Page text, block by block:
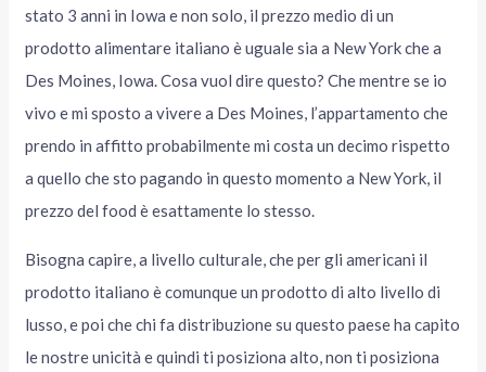
stato 3 anni in Iowa e non solo, il prezzo medio di un
prodotto alimentare italiano è uguale sia a New York che a
Des Moines, Iowa. Cosa vuol dire questo? Che mentre se io
vivo e mi sposto a vivere a Des Moines, l’appartamento che
prendo in affitto probabilmente mi costa un decimo rispetto
a quello che sto pagando in questo momento a New York, il
prezzo del food è esattamente lo stesso.
Bisogna capire, a livello culturale, che per gli americani il
prodotto italiano è comunque un prodotto di alto livello di
lusso, e poi che chi fa distribuzione su questo paese ha capito
le nostre unicità e quindi ti posiziona alto, non ti posiziona